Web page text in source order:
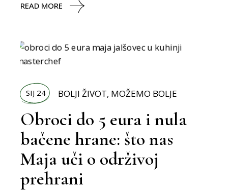
READ MORE
SIJ 24 BOLJI ŽIVOT, MOŽEMO BOLJE
Obroci do 5 eura i nula
bačene hrane: što nas
Maja uči o održivoj
prehrani